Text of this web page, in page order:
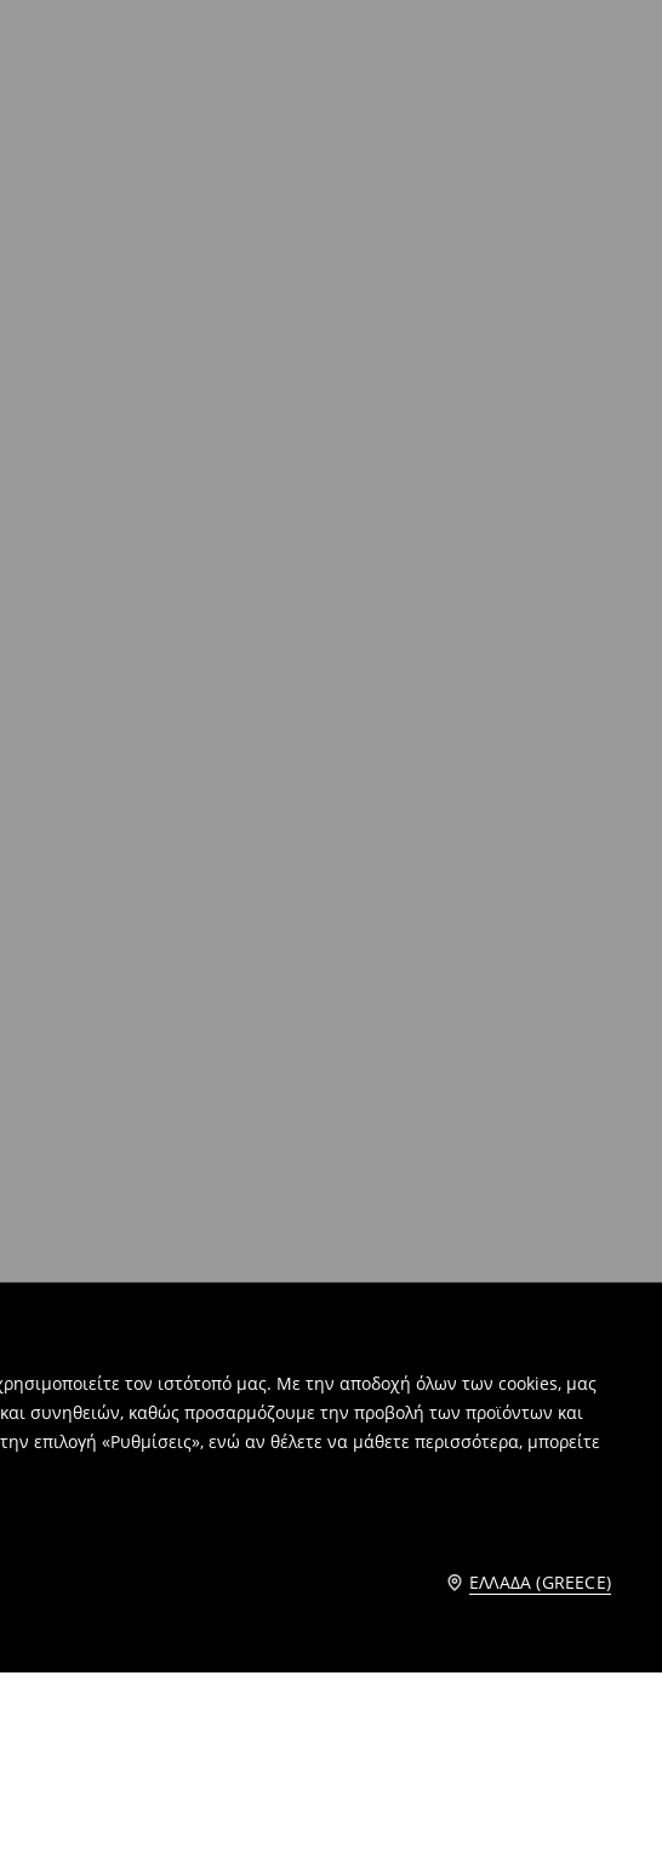
τον ιστότοπό μας. Με την αποδοχή όλων των cookies, μας
συνηθειών, καθώς προσαρμόζουμε την προβολή των προϊόντων και
επιλογή «Ρυθμίσεις», ενώ αν θέλετε να μάθετε περισσότερα, μπορείτε
ΕΛΛΆΔΑ (GREECE)